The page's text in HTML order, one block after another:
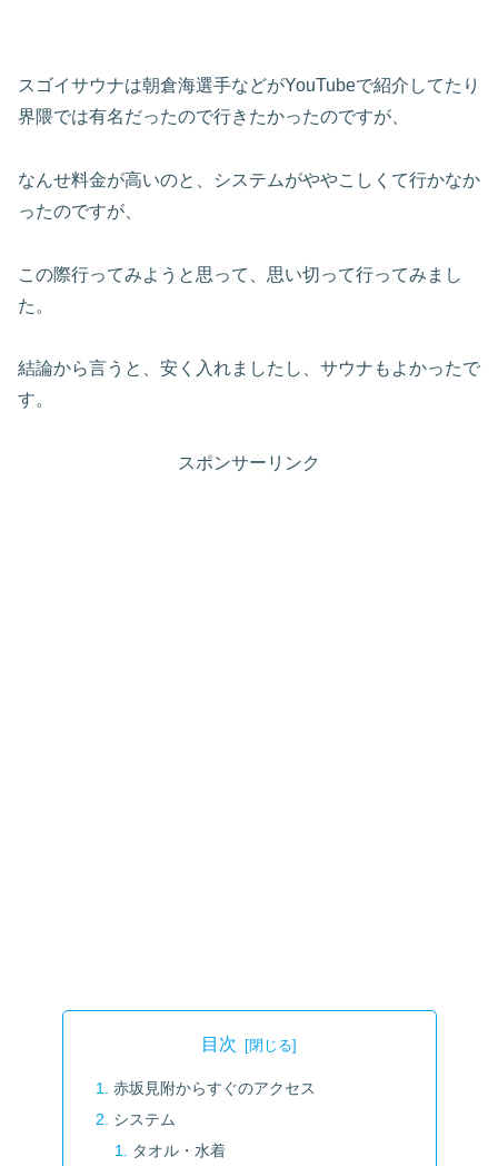
スゴイサウナは朝倉海選手などがYouTubeで紹介してたり
界隈では有名だったので行きたかったのですが、
なんせ料金が高いのと、システムがややこしくて行かなか
ったのですが、
この際行ってみようと思って、思い切って行ってみまし
た。
結論から言うと、安く入れましたし、サウナもよかったで
す。
スポンサーリンク
目次
赤坂見附からすぐのアクセス
システム
タオル・水着